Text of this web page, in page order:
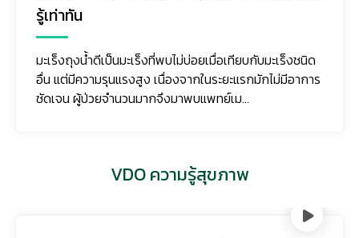
รู้เท่าทัน
มะเร็งถุงน้ำดีเป็นมะเร็งที่พบไม่บ่อยเมื่อเทียบกับมะเร็งชนิด
อื่น แต่มีความรุนแรงสูง เนื่องจากในระยะแรกมักไม่มีอาการ
ชัดเจน ผู้ป่วยจำนวนมากจึงมาพบแพทย์เม...
VDO ความรู้สุขภาพ